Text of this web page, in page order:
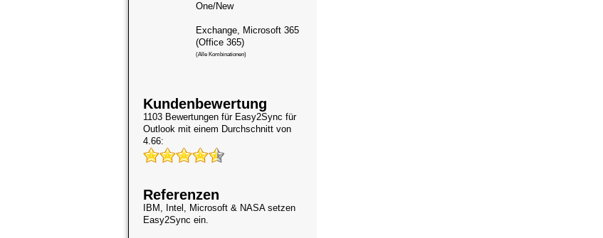
One/New
Exchange, Microsoft 365
(Office 365)
(Alle Kombinationen)
Kundenbewertung
1103 Bewertungen für Easy2Sync für
Outlook mit einem Durchschnitt von
4.66:
Referenzen
IBM, Intel, Microsoft & NASA setzen
Easy2Sync ein.